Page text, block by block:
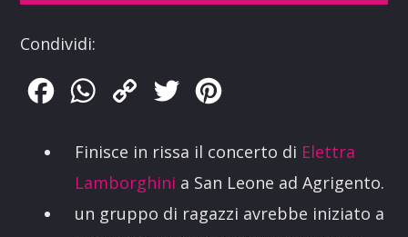
Condividi:
FacebookWhatsApp
Copy
Twitter
Finisce in rissa il concerto di Elettra
Lamborghini a San Leone ad Agrigento.
un gruppo di ragazzi avrebbe iniziato a